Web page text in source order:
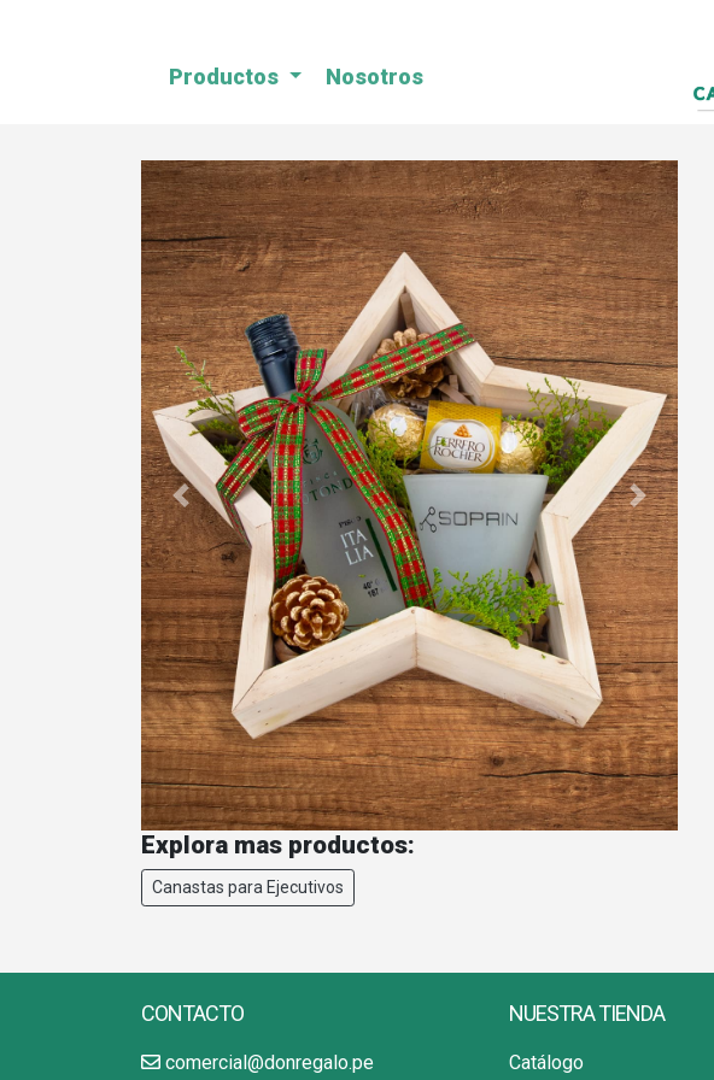
Productos Nosotros
Previous Next
Explora mas productos:
Canastas para Ejecutivos
CONTACTO
comercial@donregalo.pe
NUESTRA TIENDA
Catálogo